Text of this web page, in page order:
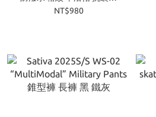
黑色 沙色
NT$980